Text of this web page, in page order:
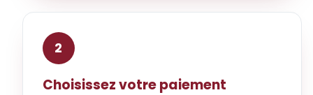
2
Choisissez votre paiement